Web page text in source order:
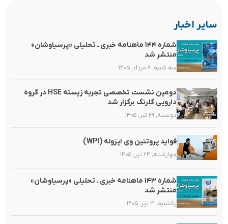
سایر اخبار
شماره ۱۴۴ ماهنامه خبری ـ تحلیلی «پرسیاوشان»
منتشر شد
سه شنبه, ۶ مرداد, ۱۴۰۵
دومین نشست تخصصی تجربه زیسته HSE در گروه
دارویی گلرنگ برگزار شد
دوشنبه, ۲۹ تیر, ۱۴۰۵
فواید پروتئین وی ایزوله (WPI)
چهارشنبه, ۲۴ تیر, ۱۴۰۵
شماره ۱۴۳ ماهنامه خبری ـ تحلیلی «پرسیاوشان»
منتشر شد
یکشنبه, ۲۱ تیر, ۱۴۰۵